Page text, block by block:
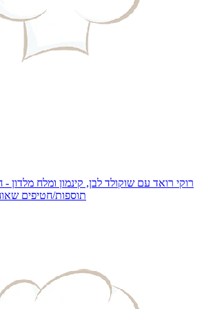
רוקי רואד עם שוקולד לבן, קינמון ומלח מלדון
תוספות/חטיפים